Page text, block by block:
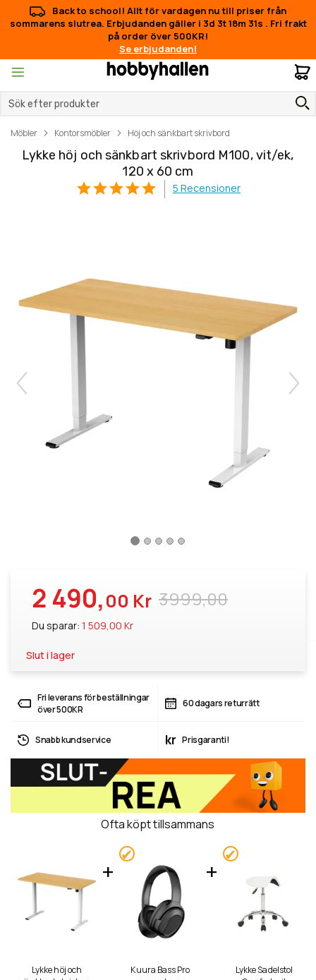
Back to school! Allt för vardagen nu till priser från
sommarens slutrea. Erbjudanden gäller i 3d 3t 18m 31s . Fri frakt
på order över 500KR!
Se erbjudanden!
Möbler Kontorsmöbler Höj och sänkbart skrivbord
Lykke höj och sänkbart skrivbord M100, vit/ek,
120 x 60 cm
5 Recensioner
bildgalleriet
bildgalleriet
3999,00
2 490,00 Kr
Du sparar: 1 509,00 Kr
Slut i lager
Fri leverans för beställningar
över 500KR
60 dagars returrätt
Snabb kundservice kr Prisgaranti!
Ofta köpt tillsammans
Lykke höj och
Kuura Bass Pro
Lykke Sadelstol